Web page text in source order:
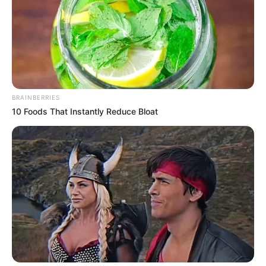
Fotos: Cosal und Heinrich Stürzl-CC BY-SA
Bald ist Mariä Himmelfahrt: Sonnabend, den 15.08.2026
Wegen ihrer original erhaltenen gotischen
Innenausstattung gehört die Klosterkirche des
ehemaligen Zisterzienserklosters Haina zu den am
besten erhaltenen frühgotischen Baudenkmälernin
Deutschland. Auch das Kloster befindet sich in einem
BRAINBERRIES
10 Foods That Instantly Reduce Bloat